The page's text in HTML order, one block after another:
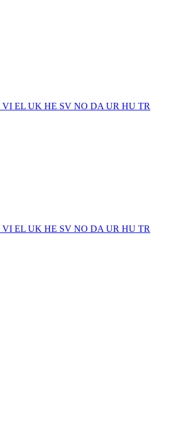
VI EL UK HE SV NO DA UR HU TR
VI EL UK HE SV NO DA UR HU TR